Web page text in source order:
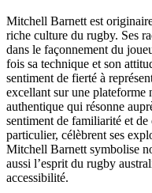
Mitchell Barnett est
riche culture du rugby. Ses
dans le façonnement du
fois sa technique et son
sentiment de fierté à
excellant sur une plateforme
authentique qui résonne
sentiment de familiarité et
particulier, célèbrent ses
Mitchell Barnett symbolise
aussi l’esprit du rugby
accessibilité.